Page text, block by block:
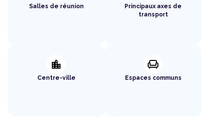
Salles de réunion
Principaux axes de
transport
location_city
Centre-ville
chair
Espaces communs